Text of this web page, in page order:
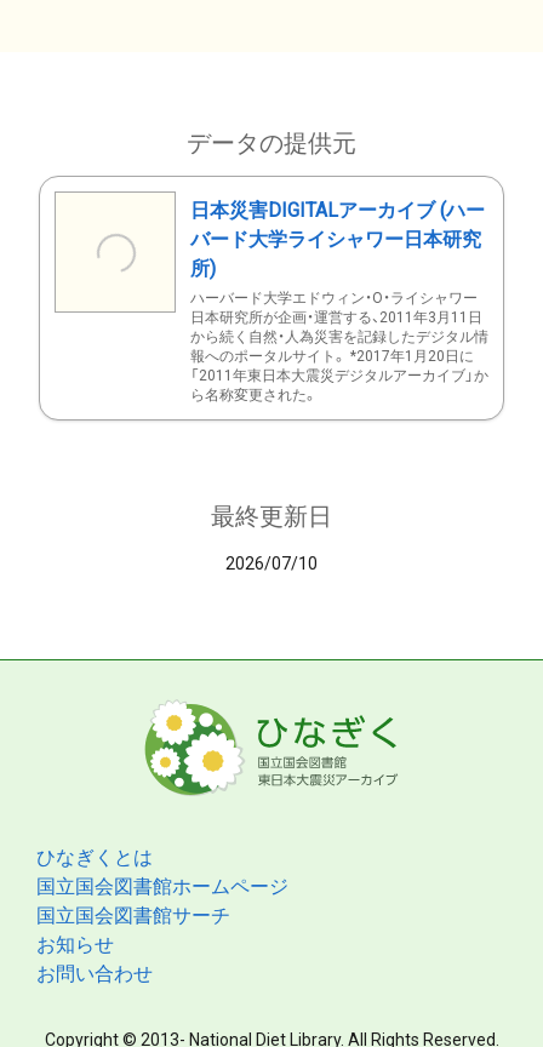
データの提供元
日本災害DIGITALアーカイブ (ハー
バード大学ライシャワー日本研究
所)
ハーバード大学エドウィン・O・ライシャワー
日本研究所が企画・運営する、2011年3月11日
から続く自然・人為災害を記録したデジタル情
報へのポータルサイト。 *2017年1月20日に
「2011年東日本大震災デジタルアーカイブ」か
ら名称変更された。
最終更新日
2026/07/10
ひなぎくとは
国立国会図書館ホームページ
国立国会図書館サーチ
お知らせ
お問い合わせ
Copyright © 2013- National Diet Library. All Rights Reserved.